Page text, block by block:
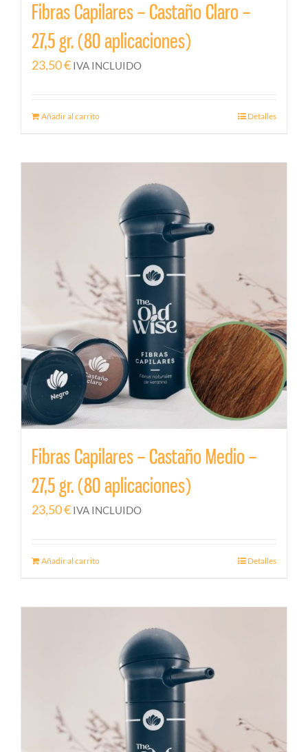
Fibras Capilares – Castaño Claro –
27,5 gr. (80 aplicaciones)
23,50€ IVA INCLUIDO
Añadir al carrito Detalles
Fibras Capilares – Castaño Medio –
27,5 gr. (80 aplicaciones)
23,50€ IVA INCLUIDO
Añadir al carrito Detalles